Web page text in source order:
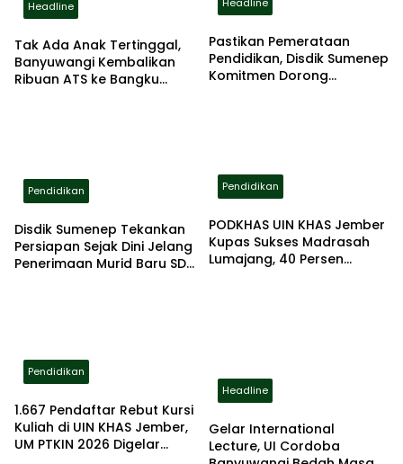
Headline
Tak Ada Anak Tertinggal,
Banyuwangi Kembalikan
Ribuan ATS ke Bangku
Pastikan Pemerataan
Pendidikan, Disdik Sumenep
Komitmen Dorong
Pendidikan
Disdik Sumenep Tekankan
Persiapan Sejak Dini Jelang
Penerimaan Murid Baru SD
Pendidikan
PODKHAS UIN KHAS Jember
Kupas Sukses Madrasah
Lumajang, 40 Persen
Pendidikan
1.667 Pendaftar Rebut Kursi
Kuliah di UIN KHAS Jember,
UM PTKIN 2026 Digelar
Headline
Gelar International
Lecture, UI Cordoba